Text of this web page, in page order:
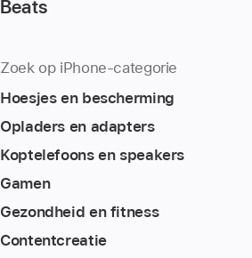
Beats
Zoek op iPhone-categorie
Hoesjes en bescherming
Opladers en adapters
Koptelefoons en speakers
Gamen
Gezondheid en fitness
Content­creatie